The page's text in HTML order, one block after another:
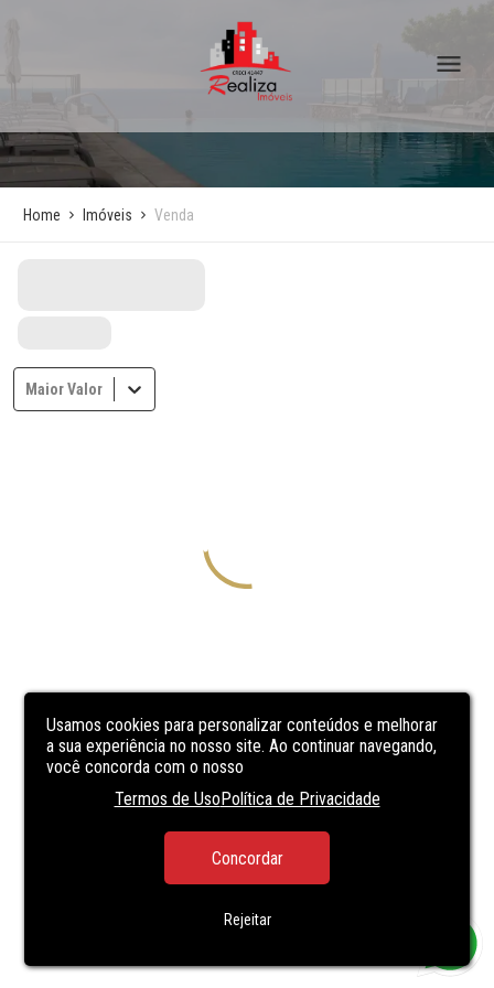
Usamos cookies para personalizar conteúdos e melhorar
a sua experiência no nosso site. Ao continuar navegando,
você concorda com o nosso
Termos de UsoPolítica de Privacidade
Concordar
Rejeitar
Home Imóveis Venda
Maior Valor